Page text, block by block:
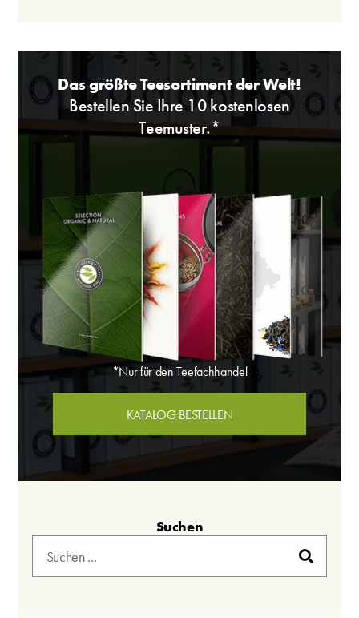
Das größte Teesortiment der Welt!
Bestellen Sie Ihre 10 kostenlosen
Teemuster.*
*Nur für den Teefachhandel
KATALOG BESTELLEN
Suchen